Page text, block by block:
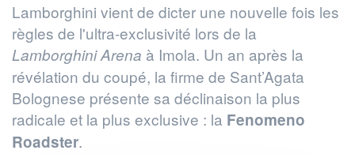
Lamborghini vient de dicter une nouvelle fois les
règles de l'ultra-exclusivité lors de la
Lamborghini Arena à Imola. Un an après la
révélation du coupé, la firme de Sant’Agata
Bolognese présente sa déclinaison la plus
radicale et la plus exclusive : la Fenomeno
Roadster.